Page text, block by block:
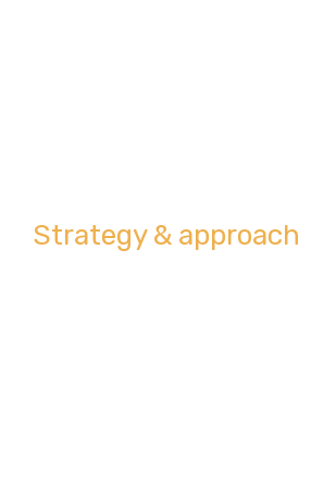
Strategy & approach